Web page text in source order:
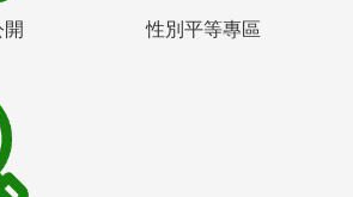
性別平等專區